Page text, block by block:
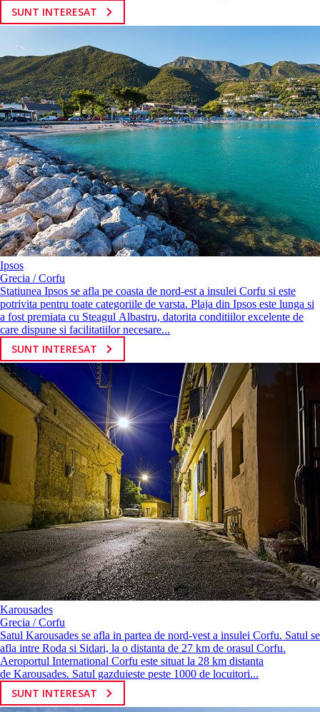
SUNT INTERESAT
Ipsos
Grecia / Corfu
Statiunea Ipsos se afla pe coasta de nord-est a insulei Corfu si este
potrivita pentru toate categoriile de varsta. Plaja din Ipsos este lunga si
a fost premiata cu Steagul Albastru, datorita conditiilor excelente de
care dispune si facilitatiilor necesare...
SUNT INTERESAT
Karousades
Grecia / Corfu
Satul Karousades se afla in partea de nord-vest a insulei Corfu. Satul se
afla intre Roda si Sidari, la o distanta de 27 km de orasul Corfu.
Aeroportul International Corfu este situat la 28 km distanta
de Karousades. Satul gazduieste peste 1000 de locuitori...
SUNT INTERESAT